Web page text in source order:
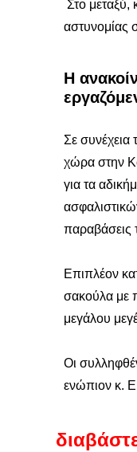
Στο μεταξύ,
αστυνομίας
Η
Σε
χώρα στην
για τα
παραβάσεις
Επιπλέον
σακούλα με
μεγάλου
Οι
ενώπιον κ.